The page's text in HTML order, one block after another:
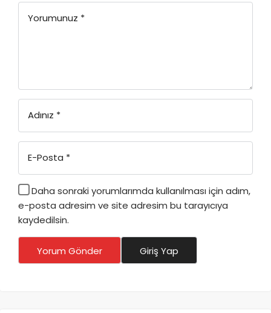
Yorumunuz *
Adınız *
E-Posta *
Daha sonraki yorumlarımda kullanılması için adım,
e-posta adresim ve site adresim bu tarayıcıya
kaydedilsin.
Yorum Gönder Giriş Yap